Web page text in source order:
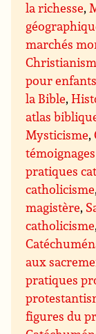
la richesse,
marchés
pour enfants
la Bible,
atlas
Mysticisme,
pratiques
catholicisme
magistère,
catholicisme
aux
pratiques
figures du